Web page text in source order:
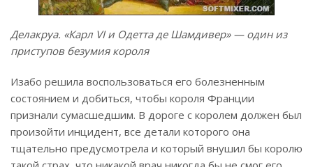
Делакруа. «Карл VI и Одетта де Шамдивер» — один из
приступов безумия короля
Изабо решила воспользоваться его болезненным
состоянием и добиться, чтобы короля Франции
признали сумасшедшим. В дороге с королем должен был
произойти инцидент, все детали которого она
тщательно предусмотрела и который внушил бы королю